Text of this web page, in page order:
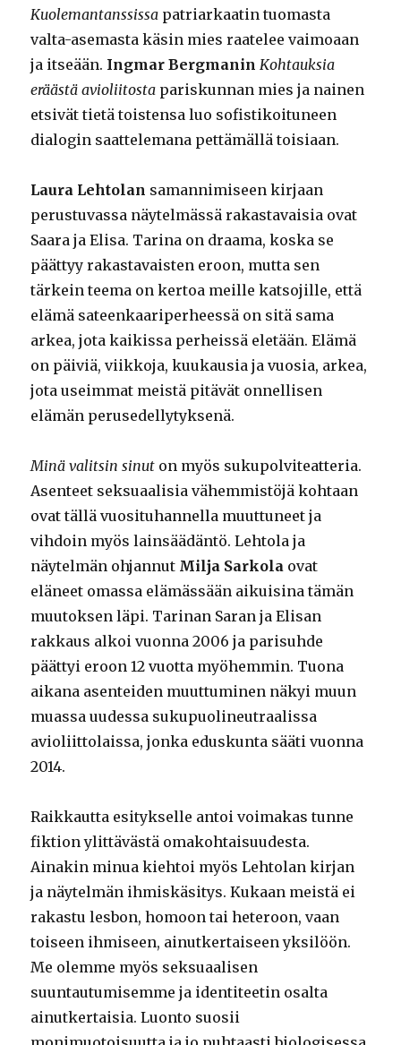
Kuolemantanssissa patriarkaatin tuomasta
valta-asemasta käsin mies raatelee vaimoaan
ja itseään. Ingmar Bergmanin Kohtauksia
eräästä avioliitosta pariskunnan mies ja nainen
etsivät tietä toistensa luo sofistikoituneen
dialogin saattelemana pettämällä toisiaan.
Laura Lehtolan samannimiseen kirjaan
perustuvassa näytelmässä rakastavaisia ovat
Saara ja Elisa. Tarina on draama, koska se
päättyy rakastavaisten eroon, mutta sen
tärkein teema on kertoa meille katsojille, että
elämä sateenkaariperheessä on sitä sama
arkea, jota kaikissa perheissä eletään. Elämä
on päiviä, viikkoja, kuukausia ja vuosia, arkea,
jota useimmat meistä pitävät onnellisen
elämän perusedellytyksenä.
Minä valitsin sinut on myös sukupolviteatteria.
Asenteet seksuaalisia vähemmistöjä kohtaan
ovat tällä vuosituhannella muuttuneet ja
vihdoin myös lainsäädäntö. Lehtola ja
näytelmän ohjannut Milja Sarkola ovat
eläneet omassa elämässään aikuisina tämän
muutoksen läpi. Tarinan Saran ja Elisan
rakkaus alkoi vuonna 2006 ja parisuhde
päättyi eroon 12 vuotta myöhemmin. Tuona
aikana asenteiden muuttuminen näkyi muun
muassa uudessa sukupuolineutraalissa
avioliittolaissa, jonka eduskunta sääti vuonna
2014.
Raikkautta esitykselle antoi voimakas tunne
fiktion ylittävästä omakohtaisuudesta.
Ainakin minua kiehtoi myös Lehtolan kirjan
ja näytelmän ihmiskäsitys. Kukaan meistä ei
rakastu lesbon, homoon tai heteroon, vaan
toiseen ihmiseen, ainutkertaiseen yksilöön.
Me olemme myös seksuaalisen
suuntautumisemme ja identiteetin osalta
ainutkertaisia. Luonto suosii